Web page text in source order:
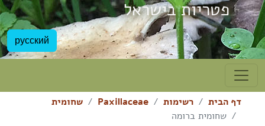
פטריות בישראל
русский
דף הבית רשימות Paxillaceae
שחומית
שחומית ברומה